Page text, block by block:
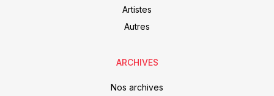
Artistes
Autres
ARCHIVES
Nos archives